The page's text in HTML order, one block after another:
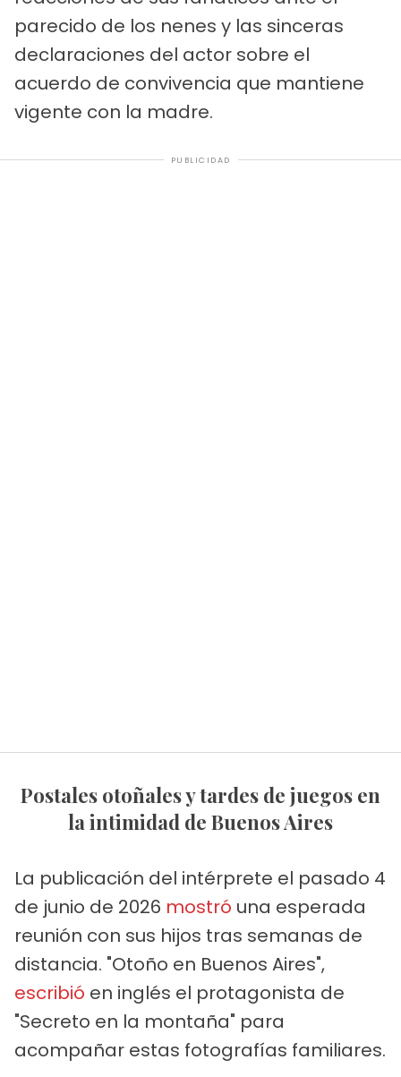
parecido de los nenes y las sinceras
declaraciones del actor sobre el
acuerdo de convivencia que mantiene
vigente con la madre.
PUBLICIDAD
Postales otoñales y tardes de juegos en
la intimidad de Buenos Aires
La publicación del intérprete el pasado 4
de junio de 2026 mostró una esperada
reunión con sus hijos tras semanas de
distancia. "Otoño en Buenos Aires",
escribió en inglés el protagonista de
"Secreto en la montaña" para
acompañar estas fotografías familiares.